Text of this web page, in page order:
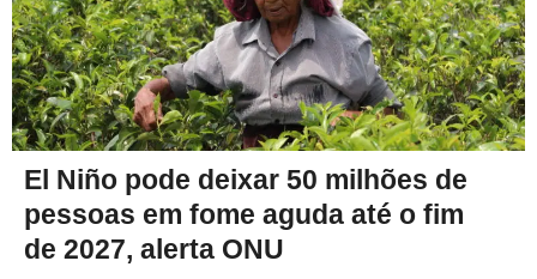
El Niño pode deixar 50 milhões de
pessoas em fome aguda até o fim
de 2027, alerta ONU